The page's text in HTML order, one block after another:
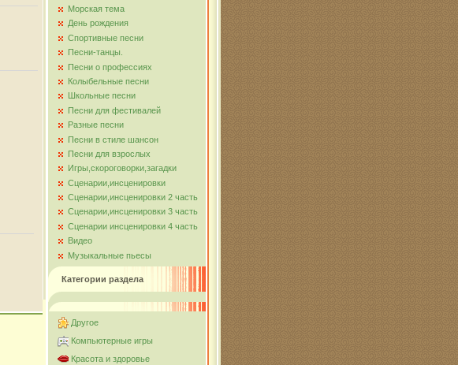
Морская тема
День рождения
Спортивные песни
Песни-танцы.
Песни о профессиях
Колыбельные песни
Школьные песни
Песни для фестивалей
Разные песни
Песни в стиле шансон
Песни для взрослых
Игры,скороговорки,загадки
Сценарии,инсценировки
Сценарии,инсценировки 2 часть
Сценарии,инсценировки 3 часть
Сценарии инсценировки 4 часть
Видео
Музыкальные пьесы
Категории раздела
Другое
Компьютерные игры
Красота и здоровье